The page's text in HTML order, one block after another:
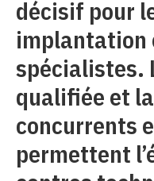
décisif pour
implantation
spécialistes.
qualifiée et
concurrents
permettent